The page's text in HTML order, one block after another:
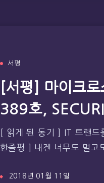
서평
[서평] 마이크로
389호,
[ 읽게 된 동기 ] IT 트랜
한줄평 ] 내겐 너무도 멀고
2018년 01월 11일